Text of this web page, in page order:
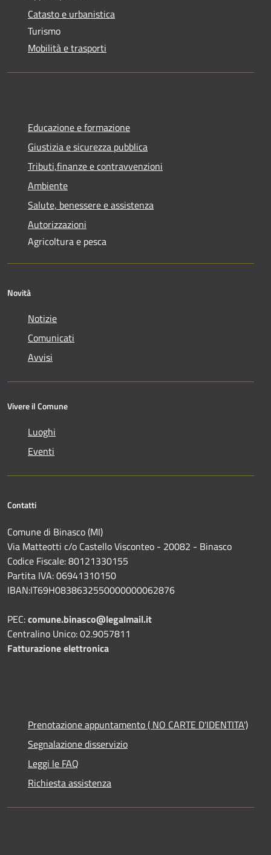
Catasto e urbanistica
Turismo
Mobilità e trasporti
Educazione e formazione
Giustizia e sicurezza pubblica
Tributi,finanze e contravvenzioni
Ambiente
Salute, benessere e assistenza
Autorizzazioni
Agricoltura e pesca
Novità
Notizie
Comunicati
Avvisi
Vivere il Comune
Luoghi
Eventi
Contatti
Comune di Binasco (MI)
Via Matteotti c/o Castello Visconteo - 20082 - Binasco
Codice Fiscale: 80121330155
Partita IVA: 06941310150
IBAN:IT69H0838632550000000062876
PEC:comune.binasco@legalmail.it
Centralino Unico: 02.9057811
Fatturazione elettronica
Prenotazione appuntamento ( NO CARTE D'IDENTITA')
Segnalazione disservizio
Leggi le FAQ
Richiesta assistenza